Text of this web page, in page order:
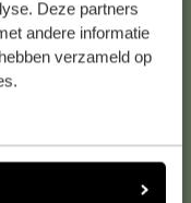
Deze partners
andere informatie
verzameld op
Oder lesen Sie hier